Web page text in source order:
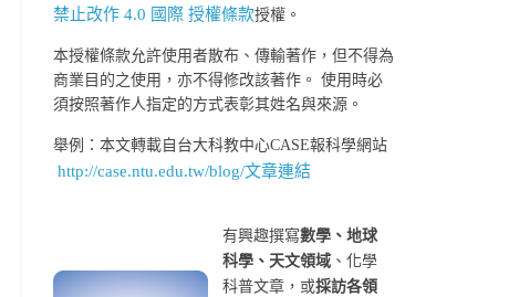
禁止改作 4.0 國際 授權條款授權。
本授權條款允許使用者散布、傳輸著作，但不得為
商業目的之使用，亦不得修改該著作。 使用時必
須按照著作人指定的方式表彰其姓名與來源。
舉例：本文轉載自台大科教中心CASE報科學網站
http://case.ntu.edu.tw/blog/文章連結
有興趣撰寫數學、地球
科學、天文領域 、化學
科普文章，或採訪各領